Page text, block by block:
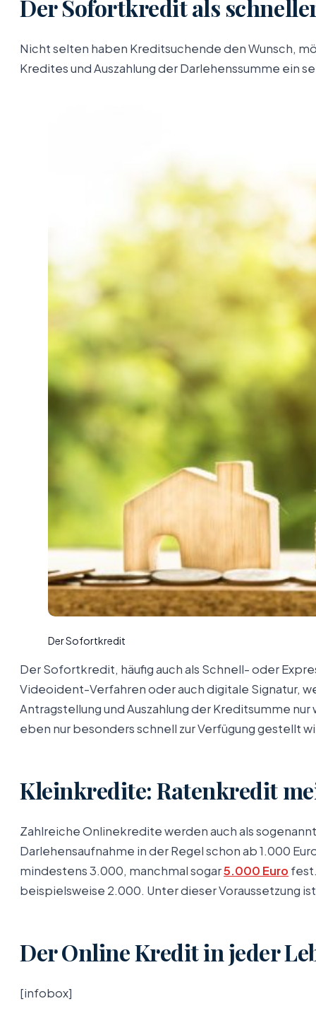
Der Sofortkredit als
Nicht selten haben Kreditsuchende den Wunsch,
Kredites und Auszahlung der Darlehenssumme ein
Der Sofortkredit
Der Sofortkredit, häufig auch als Schnell- oder
Videoident-Verfahren oder auch digitale Signatur,
Antragstellung und Auszahlung der Kreditsumme
eben nur besonders schnell zur Verfügung gestellt
Kleinkredite: Ratenkredit
Zahlreiche Onlinekredite werden auch als
Darlehensaufnahme in der Regel schon ab 1.000
mindestens 3.000, manchmal sogar5.000 Euro
beispielsweise 2.000. Unter dieser Voraussetzung
Der Online Kredit in jeder
[infobox]